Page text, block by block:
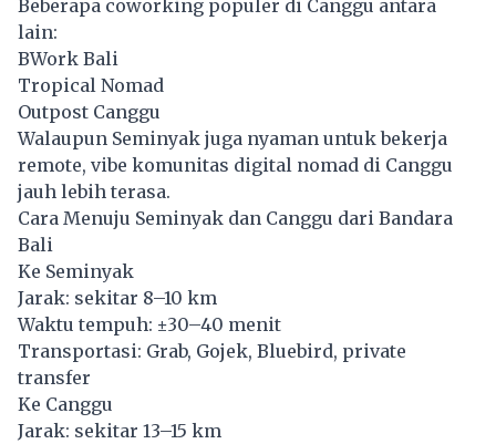
Beberapa coworking populer di Canggu antara
lain:
BWork Bali
Tropical Nomad
Outpost Canggu
Walaupun Seminyak juga nyaman untuk bekerja
remote, vibe komunitas digital nomad di Canggu
jauh lebih terasa.
Cara Menuju Seminyak dan Canggu dari Bandara
Bali
Ke Seminyak
Jarak: sekitar 8–10 km
Waktu tempuh: ±30–40 menit
Transportasi: Grab, Gojek, Bluebird, private
transfer
Ke Canggu
Jarak: sekitar 13–15 km